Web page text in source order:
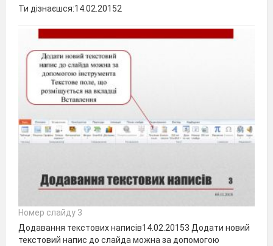
Ти дізнаєшся:14.02.20152
Номер слайду 3
Додавання текстових написів14.02.20153 Додати новий
текстовий напис до слайда можна за допомогою